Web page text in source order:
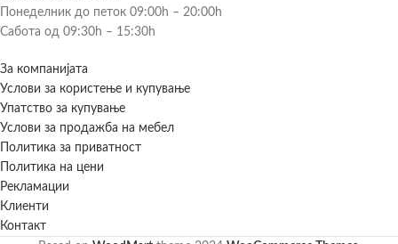
Понеделник до петок 09:00h – 20:00h
Сабота од 09:30h – 15:30h
За компанијата
Услови за користење и купување
Упатство за купување
Услови за продажба на мебел
Политика за приватност
Политика на цени
Рекламации
Клиенти
Контакт